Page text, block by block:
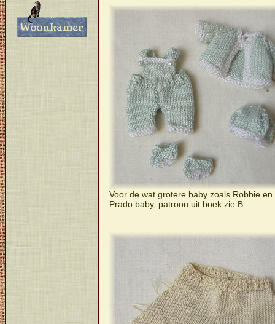
Voor de wat grotere baby zoals Robbie en
Prado baby, patroon uit boek zie B.